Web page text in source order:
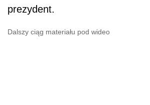
prezydent.
Dalszy ciąg materiału pod wideo